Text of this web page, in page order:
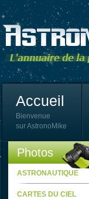
Accueil
Bienvenue
sur AstronoMike
Photos
ASTRONAUTIQUE
CARTES DU CIEL